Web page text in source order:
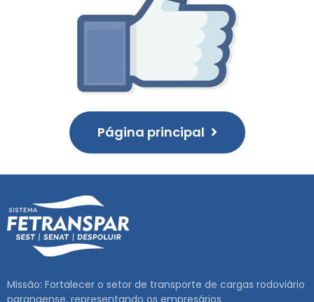
Página principal
Missão: Fortalecer o setor de transporte de cargas rodoviário
paranaense, representando os empresários